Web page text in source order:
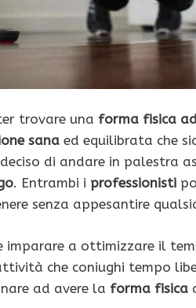
trovare una forma fisica
sana ed equilibrata che
di andare in palestra
. Entrambi i professionisti
senza appesantire
a ottimizzare il
che coniughi tempo
ad avere la forma fisica